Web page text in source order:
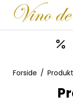
Forside /